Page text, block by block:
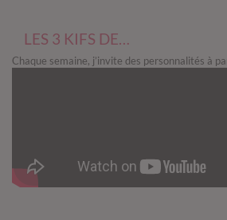
LES 3 KIFS DE…
Chaque semaine, j’invite des personnalités à